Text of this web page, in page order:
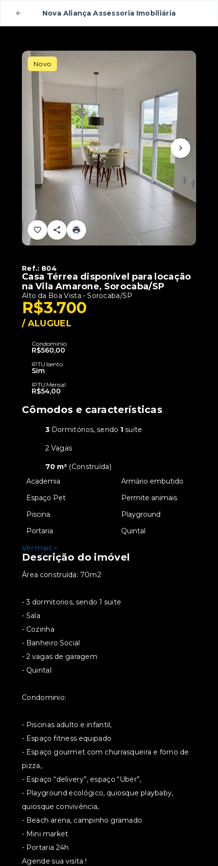
Nova Aliança Assessoria Imobiliária
Novo
Ref.: 804
Casa Térrea disponível para locação
na Vila Amarone, Sorocaba/SP
Alto da Boa Vista - Sorocaba/SP
R$3.700
/ALUGUEL
Condomínio
R$560,00
IPTU Isento
Sim
IPTU Mensal
R$54,00
Cômodos e características
3 Dormitórios, sendo 1 suíte
2 Vagas
70 m² (Construída)
Academia
Armário embutido
Espaço Pet
Permite animais
Piscina
Playground
Portaria
Quintal
Ver mais
Descrição do imóvel
Área construída: 70m2
- 3 dormitorios, sendo 1 suite
- Sala
- Cozinha
- Banheiro Social
- 2 vagas de garagem
- Quintal
Condominio:
- Piscinas adulto e infantil,
- Espaço fitness equipado
- Espaço gourmet com churrasqueira e forno de
pizza,
- Espaço “delivery”, espaço “Uber”,
- Playground ecológico, quiosque playbaby,
quiosque convivência,
- Beach arena, campinho gramado
- Mini market
- Portaria 24h
Agende sua visita !